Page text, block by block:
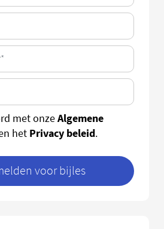
met onzeAlgemene
het Privacy beleid.
voor bijles